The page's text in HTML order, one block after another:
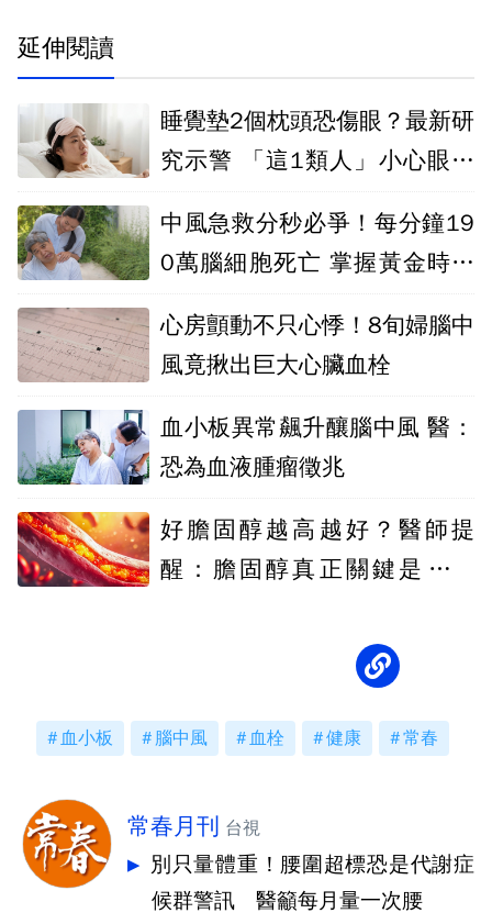
延伸閱讀
睡覺墊2個枕頭恐傷眼？最新研
究示警 「這1類人」小心眼壓
中風急救分秒必爭！每分鐘19
0萬腦細胞死亡 掌握黃金時間
心房顫動不只心悸！8旬婦腦中
風竟揪出巨大心臟血栓
血小板異常飆升釀腦中風 醫：
恐為血液腫瘤徵兆
好膽固醇越高越好？醫師提
醒：膽固醇真正關鍵是「平
血小板 腦中風 血栓 健康 常春
常春月刊 台視
別只量體重！腰圍超標恐是代謝症
候群警訊 醫籲每月量一次腰